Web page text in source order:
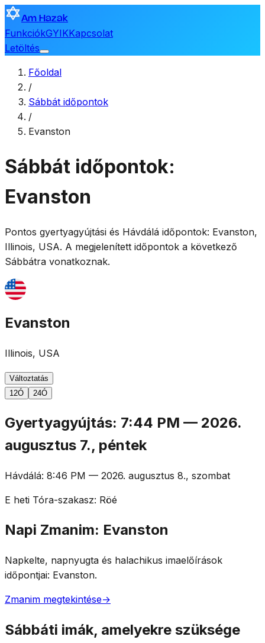
Am Hazak
FunkciókGYIKKapcsolat
Letöltés
Főoldal
/
Sábbát időpontok
/
Evanston
Sábbát időpontok:
Evanston
Pontos gyertyagyújtási és Hávdálá időpontok: Evanston,
Illinois, USA. A megjelenített időpontok a következő
Sábbátra vonatkoznak.
Evanston
Illinois, USA
Változtatás
12Ó
24Ó
Gyertyagyújtás: 7:44 PM — 2026.
augusztus 7., péntek
Hávdálá: 8:46 PM — 2026. augusztus 8., szombat
E heti Tóra-szakasz: Röé
Napi Zmanim: Evanston
Napkelte, napnyugta és halachikus imaelőírások
időpontjai: Evanston.
Zmanim megtekintése→
Sábbáti imák, amelyekre szüksége